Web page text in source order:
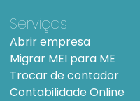
Serviços
Abrir empresa
Migrar MEI para ME
Trocar de contador
Contabilidade Online